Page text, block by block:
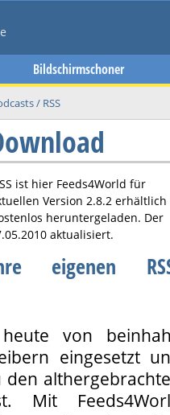
Bildschirmschoner
/ RSS
ist hier Feeds4World für
Version 2.8.2 erhältlich
heruntergeladen. Der
aktualisiert.
eigenen
heute von
eingesetzt
den
Mit